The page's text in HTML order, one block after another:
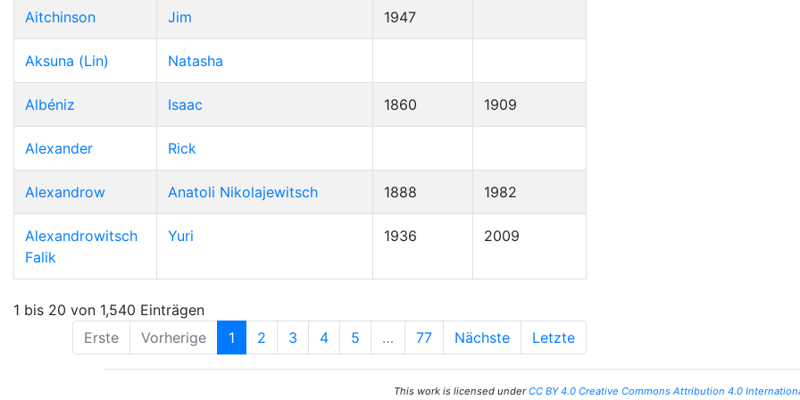
Aitchinson Jim 1947
Aksuna (Lin) Natasha
Albéniz Isaac 1860 1909
Alexander Rick
Alexandrow Anatoli Nikolajewitsch 1888 1982
Alexandrowitsch
Falik
Yuri 1936 2009
1 bis 20 von 1,540 Einträgen
Erste
Vorherige 1 2 3 4 5 … 77 Nächste Letzte
This work is licensed underCC BY 4.0 Creative Commons Attribution 4.0